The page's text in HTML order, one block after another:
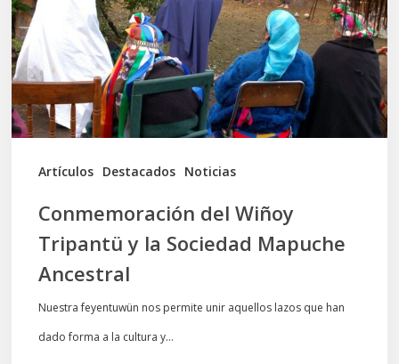
Artículos Destacados Noticias
y
la
Sociedad
Mapuche
Ancestral
Conmemoración del Wiñoy
Tripantü y la Sociedad Mapuche
Ancestral
Nuestra feyentuwün nos permite unir aquellos lazos que han
dado forma a la cultura y…